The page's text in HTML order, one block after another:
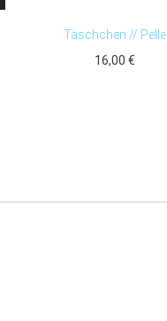
Täschchen // Pelle
16,00 €